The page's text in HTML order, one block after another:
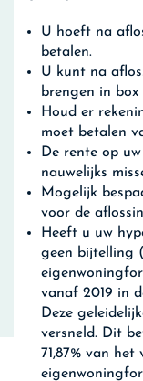
U hoeft na
betalen.
U kunt na
brengen in box
Houd er
moet betalen
De rente op
nauwelijks
Mogelijk
voor de
Heeft u uw
geen bijtelling
vanaf 2019 in
Deze
versneld. Dit
71,87% van het